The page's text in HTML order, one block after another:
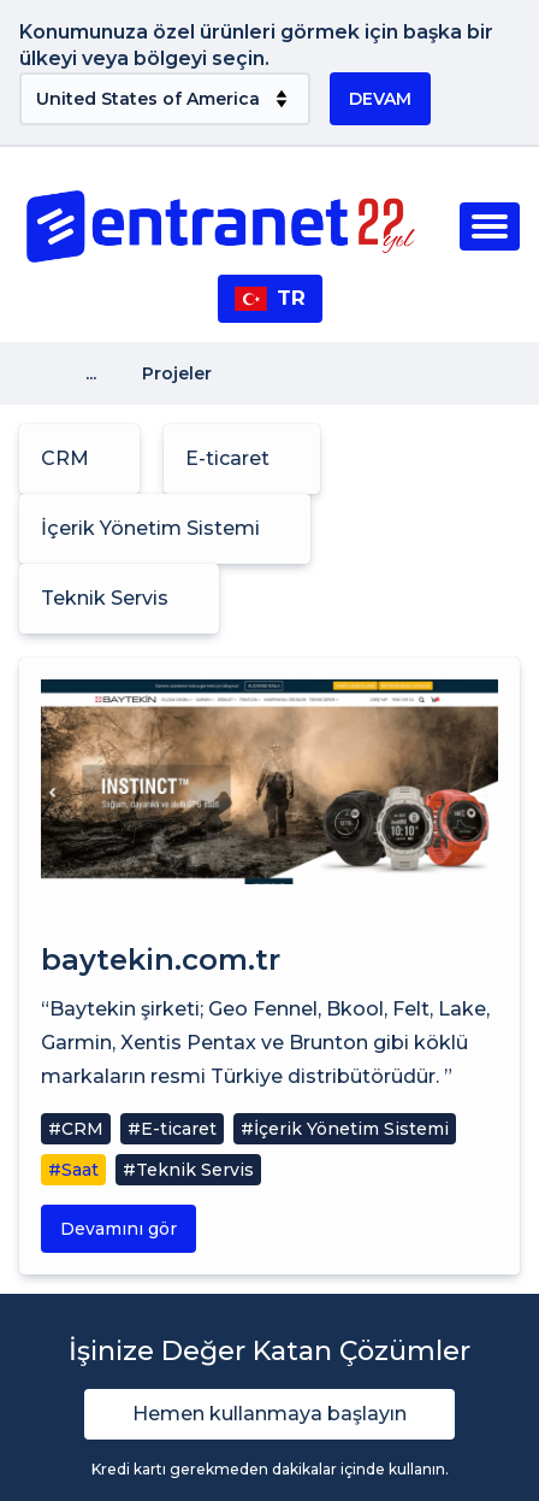
Konumunuza özel ürünleri görmek için başka bir
ülkeyi veya bölgeyi seçin.
DEVAM
TR
... Projeler
CRM E-ticaret
İçerik Yönetim Sistemi
Teknik Servis
baytekin.com.tr
“Baytekin şirketi; Geo Fennel, Bkool, Felt, Lake,
Garmin, Xentis Pentax ve Brunton gibi köklü
markaların resmi Türkiye distribütörüdür. ”
#CRM #E-ticaret
#İçerik Yönetim Sistemi
#Saat
#Teknik Servis
Devamını gör
İşinize Değer Katan Çözümler
Hemen kullanmaya başlayın
Kredi kartı gerekmeden dakikalar içinde kullanın.